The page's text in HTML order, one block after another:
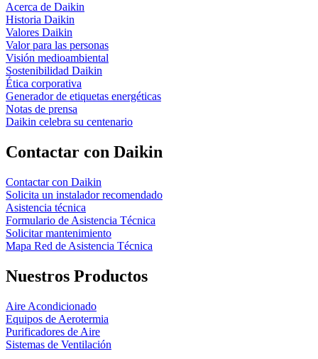
Acerca de Daikin
Historia Daikin
Valores Daikin
Valor para las personas
Visión medioambiental
Sostenibilidad Daikin
Ética corporativa
Generador de etiquetas energéticas
Notas de prensa
Daikin celebra su centenario
Contactar con Daikin
Contactar con Daikin
Solicita un instalador recomendado
Asistencia técnica
Formulario de Asistencia Técnica
Solicitar mantenimiento
Mapa Red de Asistencia Técnica
Nuestros Productos
Aire Acondicionado
Equipos de Aerotermia
Purificadores de Aire
Sistemas de Ventilación